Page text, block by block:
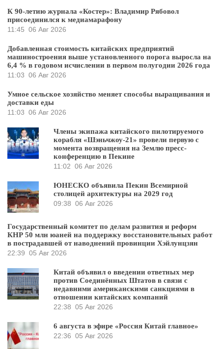
К 90-летию журнала «Костер»: Владимир Рябовол
присоединился к медиамарафону
11:45 06 Авг 2026
Добавленная стоимость китайских предприятий
машиностроения выше установленного порога выросла на
6,4 % в годовом исчислении в первом полугодии 2026 года
11:03 06 Авг 2026
Умное сельское хозяйство меняет способы выращивания и
доставки еды
11:03 06 Авг 2026
Члены экипажа китайского пилотируемого
корабля «Шэньчжоу-21» провели первую с
момента возвращения на Землю пресс-
конференцию в Пекине
11:02 06 Авг 2026
ЮНЕСКО объявила Пекин Всемирной
столицей архитектуры на 2029 год
09:38 06 Авг 2026
Государственный комитет по делам развития и реформ
КНР 50 млн юаней на поддержку восстановительных работ
в пострадавшей от наводнений провинции Хэйлунцзян
22:39 05 Авг 2026
Китай объявил о введении ответных мер
против Соединённых Штатов в связи с
недавними американскими санкциями в
отношении китайских компаний
22:38 05 Авг 2026
6 августа в эфире «Россия Китай главное»
22:36 05 Авг 2026